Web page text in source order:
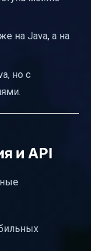
на Java, а на
но с
и API